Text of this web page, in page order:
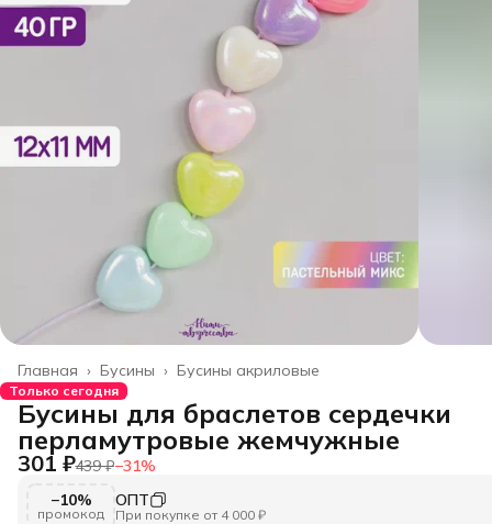
Бусины акриловые
Бусины ›
Главная ›
Только сегодня
Бусины для браслетов сердечки
перламутровые жемчужные
301 ₽439 ₽−31%
−10%
промокод
ОПТ
При покупке от 4 000 ₽